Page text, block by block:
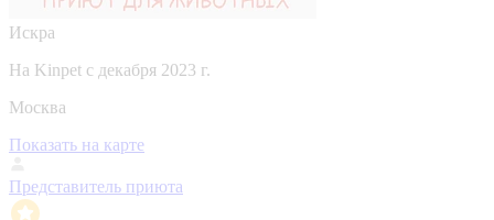
Искра
На Kinpet c декабря 2023 г.
Москва
Показать на карте
Представитель приюта